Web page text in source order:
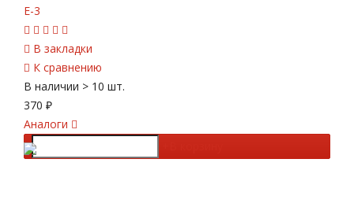
Е-3
В закладки
К сравнению
В наличии > 10 шт.
370 ₽
Аналоги
-